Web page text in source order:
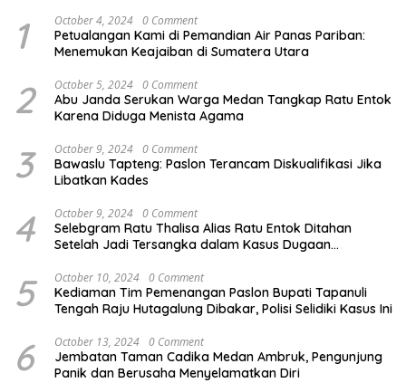
1 October 4, 2024 0 Comment
Petualangan Kami di Pemandian Air Panas Pariban:
Menemukan Keajaiban di Sumatera Utara
2 October 5, 2024 0 Comment
Abu Janda Serukan Warga Medan Tangkap Ratu Entok
Karena Diduga Menista Agama
3 October 9, 2024 0 Comment
Bawaslu Tapteng: Paslon Terancam Diskualifikasi Jika
Libatkan Kades
4 October 9, 2024 0 Comment
Selebgram Ratu Thalisa Alias Ratu Entok Ditahan
Setelah Jadi Tersangka dalam Kasus Dugaan
5 October 10, 2024 0 Comment
Kediaman Tim Pemenangan Paslon Bupati Tapanuli
Tengah Raju Hutagalung Dibakar, Polisi Selidiki Kasus Ini
6 October 13, 2024 0 Comment
Jembatan Taman Cadika Medan Ambruk, Pengunjung
Panik dan Berusaha Menyelamatkan Diri